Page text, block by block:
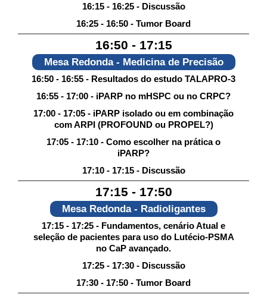
16:15 - 16:25 - Discussão
16:25 - 16:50 - Tumor Board
16:50 - 17:15
Mesa Redonda - Medicina de Precisão
16:50 - 16:55 - Resultados do estudo TALAPRO-3
16:55 - 17:00 - iPARP no mHSPC ou no CRPC?
17:00 - 17:05 - iPARP isolado ou em combinação
com ARPI (PROFOUND ou PROPEL?)
17:05 - 17:10 - Como escolher na prática o
iPARP?
17:10 - 17:15 - Discussão
17:15 - 17:50
Mesa Redonda - Radioligantes
17:15 - 17:25 - Fundamentos, cenário Atual e
seleção de pacientes para uso do Lutécio-PSMA
no CaP avançado.
17:25 - 17:30 - Discussão
17:30 - 17:50 - Tumor Board